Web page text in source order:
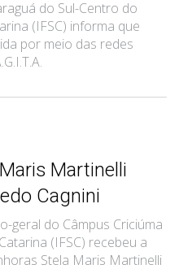
do Sul-Centro do
(IFSC) informa que
por meio das redes
Martinelli
Cagnini
geral do Câmpus Criciúma
(IFSC) recebeu a
Stela Maris Martinelli